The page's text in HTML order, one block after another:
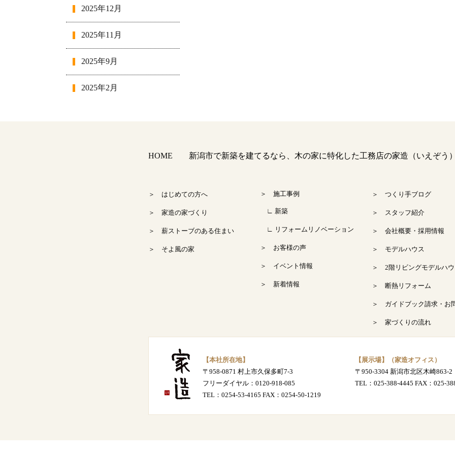
2025年12月
2025年11月
2025年9月
2025年2月
HOME 新潟市で新築を建てるなら、木の家に特化した工務店の家造（いえぞう
＞ はじめての方へ
＞ 家造の家づくり
＞ 薪ストーブのある住まい
＞ そよ風の家
＞ 施工事例
∟ 新築
∟ リフォームリノベーション
＞ お客様の声
＞ イベント情報
＞ 新着情報
＞ つくり手ブログ
＞ スタッフ紹介
＞ 会社概要・採用情報
＞ モデルハウス
＞ 2階リビングモデルハ
＞ 断熱リフォーム
＞ ガイドブック請求・お
＞ 家づくりの流れ
【本社所在地】
〒958-0871 村上市久保多町7-3
フリーダイヤル： 0120-918-085
TEL： 0254-53-4165 FAX：0254-50-1219
【展示場】（家造オフィス）
〒950-3304 新潟市北区木崎863-2
TEL： 025-388-4445 FAX：025-